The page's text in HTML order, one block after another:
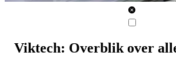
Viktech: Overblik over